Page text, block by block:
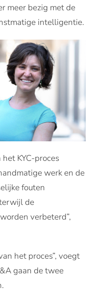
meer bezig met de
intelligentie.
KYC-proces
werk en de
fouten
de
verbeterd”,
het proces”, voegt
gaan de twee